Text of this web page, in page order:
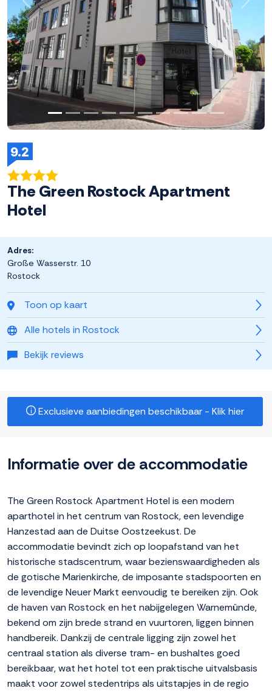
9.2
The Green Rostock Apartment
Hotel
Toon op kaart
Alle hotels in Rostock
Bekijk reviews
Adres:
Große Wasserstr. 10
Rostock
Exclusieve aanbiedingen beschikbaar - Klik hier
Informatie over de accommodatie
The Green Rostock Apartment Hotel is een modern
aparthotel in het centrum van Rostock, een levendige
Hanzestad aan de Duitse Oostzeekust. De
accommodatie bevindt zich op loopafstand van het
historische stadscentrum, waar bezienswaardigheden als
de gotische Marienkirche, de imposante stadspoorten en
de levendige Neuer Markt eenvoudig te bereiken zijn. Ook
de haven van Rostock en het nabijgelegen Warnemünde,
bekend om zijn brede strand en vuurtoren, liggen binnen
handbereik. Dankzij de centrale ligging zijn zowel het
centraal station als diverse tram- en bushaltes goed
bereikbaar, wat het hotel tot een praktische uitvalsbasis
maakt voor zowel stedentrips als uitstapjes in de regio